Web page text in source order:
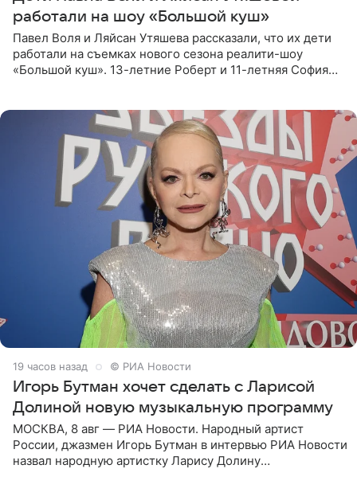
работали на шоу «Большой куш»
Павел Воля и Ляйсан Утяшева рассказали, что их дети
работали на съемках нового сезона реалити-шоу
«Большой куш». 13-летние Роберт и 11-летняя София
19 часов назад © РИА Новости
Игорь Бутман хочет сделать с Ларисой
Долиной новую музыкальную программу
МОСКВА, 8 авг — РИА Новости. Народный артист
России, джазмен Игорь Бутман в интервью РИА Новости
назвал народную артистку Ларису Долину